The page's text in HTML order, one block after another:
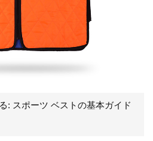
: スポーツ ベストの基本ガイド